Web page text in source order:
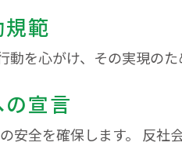
範
を心がけ、その実現のた
宣言
全を確保します。 反